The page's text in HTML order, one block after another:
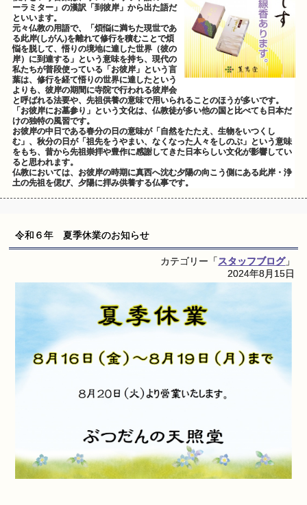
ーラミター」の漢訳「到彼岸」から出た語だ
といいます。
元々仏教の用語で、「煩悩に満ちた現世であ
る此岸(しがん)を離れて修行を積むことで煩
悩を脱して、悟りの境地に達した世界（彼の
岸）に到達する」という意味を持ち、現代の
私たちが普段使っている「お彼岸」という言
葉は、修行を経て悟りの世界に達したという
よりも、彼岸の期間に寺院で行われる彼岸会
と呼ばれる法要や、先祖供養の意味で用いられることのほうが多いです。
「お彼岸にお墓参り」という文化は、仏教徒が多い他の国と比べても日本だ
けの独特の風習です。
お彼岸の中日である春分の日の意味が「自然をたたえ、生物をいつくし
む」、秋分の日が「祖先をうやまい、なくなった人々をしのぶ」という意味
をもち、昔から先祖崇拝や豊作に感謝してきた日本らしい文化が影響してい
ると思われます。
仏教においては、お彼岸の時期に真西へ沈む夕陽の向こう側にある此岸・浄
土の先祖を偲び、夕陽に拝み供養する仏事です。
令和６年 夏季休業のお知らせ
カテゴリー「スタッフブログ」
2024年8月15日